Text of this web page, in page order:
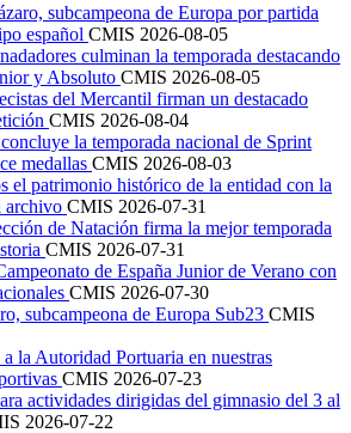
subcampeona de Europa por partida
español CMIS 2026-08-05
culminan la temporada destacando
y Absoluto CMIS 2026-08-05
del Mercantil firman un destacado
CMIS 2026-08-04
la temporada nacional de Sprint
medallas CMIS 2026-08-03
el patrimonio histórico de la entidad con la
archivo CMIS 2026-07-31
de Natación firma la mejor temporada
CMIS 2026-07-31
de España Junior de Verano con
CMIS 2026-07-30
subcampeona de Europa Sub23 CMIS
la Autoridad Portuaria en nuestras
CMIS 2026-07-23
actividades dirigidas del gimnasio del 3 al
2026-07-22